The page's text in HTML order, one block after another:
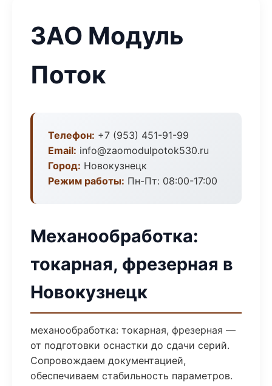
ЗАО Модуль
Поток
Телефон: +7 (953) 451-91-99
Email: info@zaomodulpotok530.ru
Город: Новокузнецк
Режим работы: Пн-Пт: 08:00-17:00
Механообработка:
токарная, фрезерная в
Новокузнецк
механообработка: токарная, фрезерная —
от подготовки оснастки до сдачи серий.
Сопровождаем документацией,
обеспечиваем стабильность параметров.